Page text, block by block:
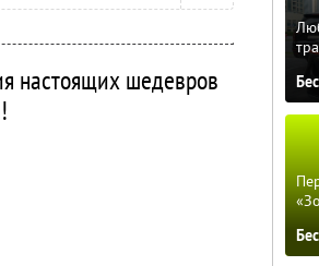
настоящих шедевров